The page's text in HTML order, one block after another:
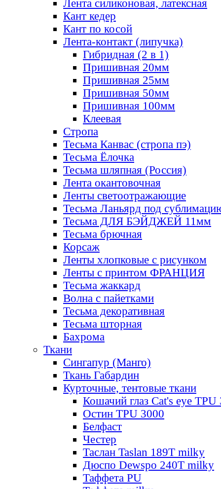
Лента силиконовая, латексная
Кант кедер
Кант по косой
Лента-контакт (липучка)
Гибридная (2 в 1)
Пришивная 20мм
Пришивная 25мм
Пришивная 50мм
Пришивная 100мм
Клеевая
Стропа
Тесьма Канвас (стропа пэ)
Тесьма Ёлочка
Тесьма шляпная (Россия)
Лента окантовочная
Ленты светоотражающие
Тесьма Ланьярд под
Тесьма ДЛЯ БЭЙДЖЕЙ 11мм
Тесьма брючная
Корсаж
Ленты хлопковые с рисунком
Ленты с принтом ФРАНЦИЯ
Тесьма жаккард
Волна с пайетками
Тесьма декоративная
Тесьма шторная
Бахрома
Ткани
Сингапур (Манго)
Ткань Габардин
Курточные, тентовые ткани
Кошачий глаз Cat's eye TPU
Остин TPU 3000
Белфаст
Честер
Таслан Taslan 189T milky
Дюспо Dewspo 240T milky
Таффета PU